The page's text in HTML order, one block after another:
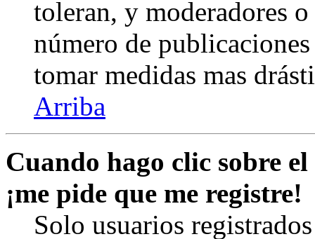
toleran, y moderadores
número de
tomar medidas mas
Arriba
Cuando hago clic sobre
¡me pide que me registre!
Solo usuarios